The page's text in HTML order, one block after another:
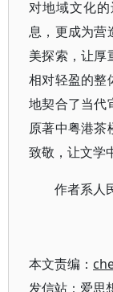
对地域文化
息，更成为营
美探索，让厚
相对轻盈的整
地契合了当代
原著中粤港茶
致敬，让文学
作者系人
本文责编：
发信站：爱思